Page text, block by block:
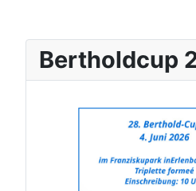
Bertholdcup